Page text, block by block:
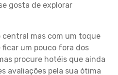
gosta de explorar
mas com um toque
ficar um pouco fora dos
procure hotéis que ainda
avaliações pela sua ótima